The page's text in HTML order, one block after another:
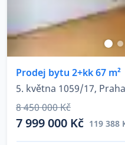
Prodej bytu 2+kk 67 m²
5. května 1059/17,
8 450 000 Kč
7 999 000 Kč 119 388